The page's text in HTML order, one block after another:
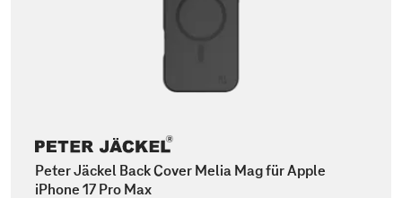
Peter Jäckel Back Cover Melia Mag für Apple
iPhone 17 Pro Max